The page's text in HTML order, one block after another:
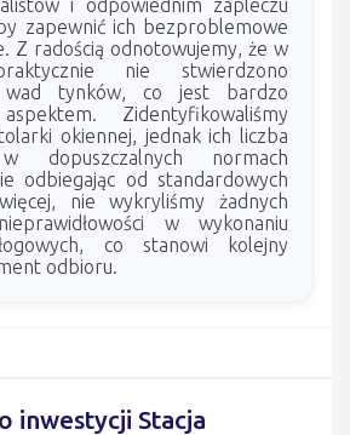
i odpowiednim zapleczu
zapewnić ich bezproblemowe
Z radością odnotowujemy, że w
nie stwierdzono
wad tynków, co jest bardzo
Zidentyfikowaliśmy
okiennej, jednak ich liczba
dopuszczalnych normach
odbiegając od standardowych
nie wykryliśmy żadnych
w wykonaniu
co stanowi kolejny
odbioru.
inwestycji Stacja